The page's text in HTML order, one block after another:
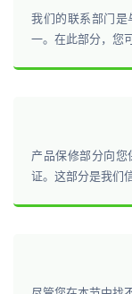
我们的联系部门是
一。在此部分，您
产品保修部分向
证。这部分是我们